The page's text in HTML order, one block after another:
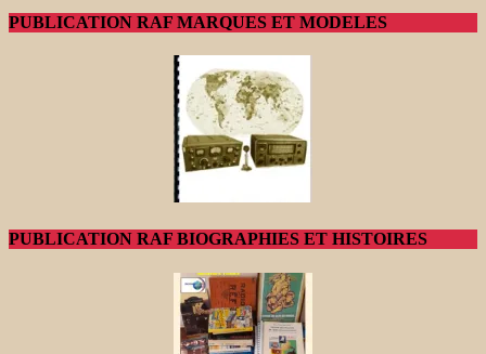
PUBLICATION RAF MARQUES ET MODELES
PUBLICATION RAF BIOGRAPHIES ET HISTOIRES